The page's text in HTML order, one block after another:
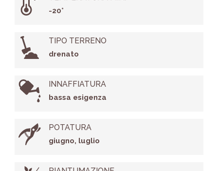
-20°
TIPO TERRENO
drenato
INNAFFIATURA
bassa esigenza
POTATURA
giugno, luglio